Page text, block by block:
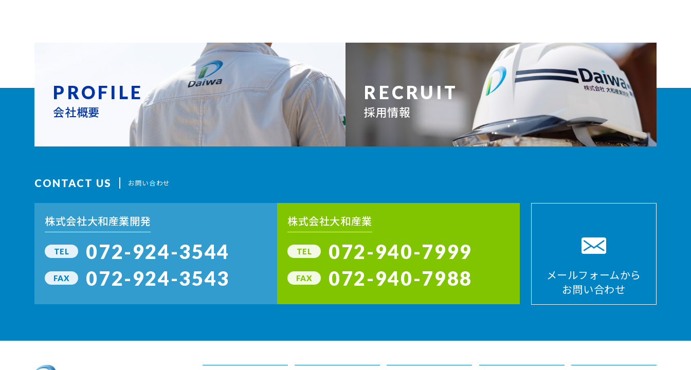
PROFILE
会社概要
RECRUIT
採用情報
CONTACT US お問い合わせ
株式会社大和産業開発
TEL 072-924-3544
FAX 072-924-3543
株式会社大和産業
TEL 072-940-7999
FAX 072-940-7988
メールフォームから
お問い合わせ